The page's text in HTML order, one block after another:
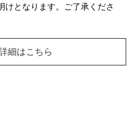
けとなります。ご了承くださ
細はこちら